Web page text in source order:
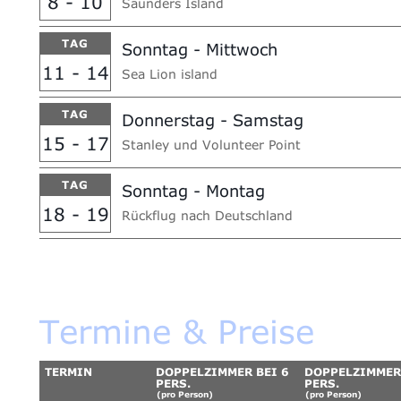
TAG
11 - 14
Sonntag - Mittwoch
Sea Lion island
TAG
15 - 17
Donnerstag - Samstag
Stanley und Volunteer Point
TAG
18 - 19
Sonntag - Montag
Rückflug nach Deutschland
Termine & Preise
TERMIN
DOPPELZIMMER BEI 6
PERS.
(pro Person)
PERS.
(pro Person)